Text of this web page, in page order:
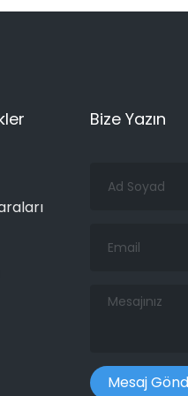
Bize Yazın
Soyad
Mesajınız